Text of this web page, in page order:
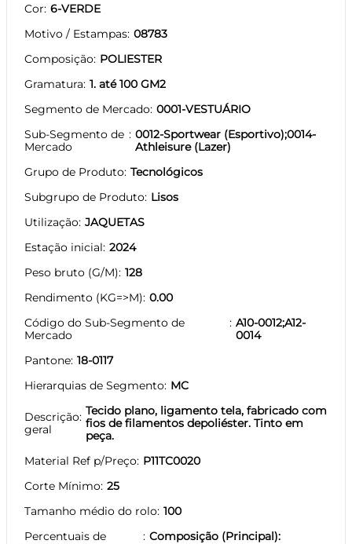
Cor 6-VERDE
Motivo / Estampas 08783
Composição POLIESTER
Gramatura 1. até 100 GM2
Segmento de Mercado 0001-VESTUÁRIO
Sub-Segmento de
Mercado
0012-Sportwear (Esportivo);0014-
Athleisure (Lazer)
Grupo de Produto Tecnológicos
Subgrupo de Produto Lisos
Utilização JAQUETAS
Estação inicial 2024
Peso bruto (G/M) 128
Rendimento (KG=>M) 0.00
Código do Sub-Segmento de
Mercado
A10-0012;A12-
0014
Pantone 18-0117
Hierarquias de Segmento MC
Descrição
geral
Tecido plano, ligamento tela, fabricado com
fios de filamentos depoliéster. Tinto em
peça.
Material Ref p/Preço P11TC0020
Corte Mínimo 25
Tamanho médio do rolo 100
Percentuais de
Composição (Principal):